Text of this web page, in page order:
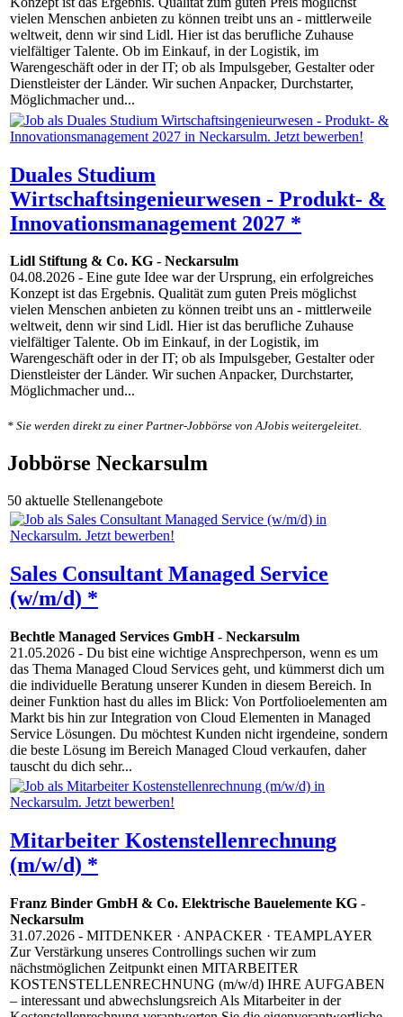
vielen Menschen anbieten zu können treibt uns an - mittlerweile
weltweit, denn wir sind Lidl. Hier ist das berufliche Zuhause
vielfältiger Talente. Ob im Einkauf, in der Logistik, im
Warengeschäft oder in der IT; ob als Impulsgeber, Gestalter oder
Dienstleister der Länder. Wir suchen Anpacker, Durchstarter,
Möglichmacher und...
Duales Studium
Wirtschaftsingenieurwesen - Produkt- &
Innovationsmanagement 2027 *
Lidl Stiftung & Co. KG - Neckarsulm
04.08.2026 - Eine gute Idee war der Ursprung, ein erfolgreiches
Konzept ist das Ergebnis. Qualität zum guten Preis möglichst
vielen Menschen anbieten zu können treibt uns an - mittlerweile
weltweit, denn wir sind Lidl. Hier ist das berufliche Zuhause
vielfältiger Talente. Ob im Einkauf, in der Logistik, im
Warengeschäft oder in der IT; ob als Impulsgeber, Gestalter oder
Dienstleister der Länder. Wir suchen Anpacker, Durchstarter,
Möglichmacher und...
* Sie werden direkt zu einer Partner-Jobbörse von AJobis weitergeleitet.
Jobbörse Neckarsulm
50 aktuelle Stellenangebote
Sales Consultant Managed Service
(w/m/d) *
Bechtle Managed Services GmbH- Neckarsulm
21.05.2026 - Du bist eine wichtige Ansprechperson, wenn es um
das Thema Managed Cloud Services geht, und kümmerst dich um
die individuelle Beratung unserer Kunden in diesem Bereich. In
deiner Funktion hast du alles im Blick: Von Portfolioelementen am
Markt bis hin zur Integration von Cloud Elementen in Managed
Service Lösungen. Du möchtest Kunden nicht irgendeine, sondern
die beste Lösung im Bereich Managed Cloud verkaufen, daher
tauscht du dich sehr...
Mitarbeiter Kostenstellenrechnung
(m/w/d) *
Franz Binder GmbH & Co. Elektrische Bauelemente KG -
Neckarsulm
31.07.2026 - MITDENKER · ANPACKER · TEAMPLAYER
Zur Verstärkung unseres Controllings suchen wir zum
nächstmöglichen Zeitpunkt einen MITARBEITER
KOSTENSTELLENRECHNUNG (m/w/d) IHRE AUFGABEN
– interessant und abwechslungsreich Als Mitarbeiter in der